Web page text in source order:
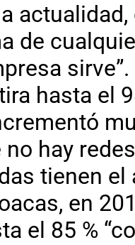
de
hasta el
no hay
tienen el
en
el 85 %